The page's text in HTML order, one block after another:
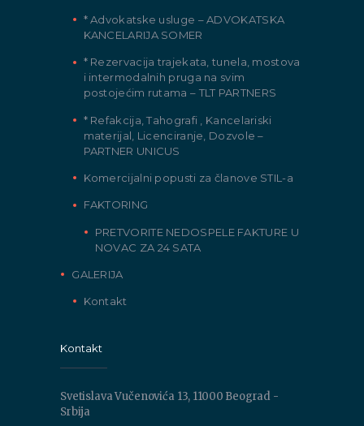
* Advokatske usluge – ADVOKATSKA
KANCELARIJA SOMER
* Rezervacija trajekata, tunela, mostova
i intermodalnih pruga na svim
postojećim rutama – TLT PARTNERS
* Refakcija, Tahografi , Kancelariski
materijal, Licenciranje, Dozvole –
PARTNER UNICUS
Komercijalni popusti za članove STIL-a
FAKTORING
PRETVORITE NEDOSPELE FAKTURE U
NOVAC ZA 24 SATA
GALERIJA
Kontakt
Kontakt
Svetislava Vučenovića 13, 11000 Beograd -
Srbija